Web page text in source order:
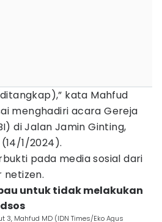
kata Mahfud
menghadiri acara Gereja
di Jalan Jamin Ginting,
1/2024).
pada media sosial dari
netizen.
untuk tidak melakukan
3, Mahfud MD (IDN Times/Eko Agus